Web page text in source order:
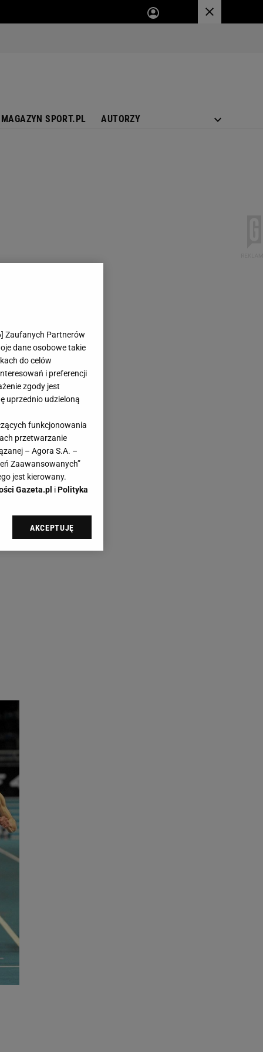
MAGAZYN SPORT.PL AUTORZY
] Zaufanych Partnerów
dane osobowe takie
do celów
i preferencji
zgody jest
uprzednio udzieloną
funkcjonowania
przetwarzanie
– Agora S.A. –
Zaawansowanych”
jest kierowany.
Gazeta.pl iPolityka
sp. z o.o., jej
swoje preferencje
AKCEPTUJĘ